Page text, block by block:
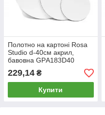
Полотно на картоні Rosa
Studio d-40см акрил,
бавовна GPА183D40
229,14 ₴
Купити